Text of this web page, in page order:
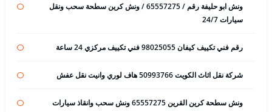
ونش ابو حليفة رقم / 65557275 / ونش كرين سطحة سحب ونقل
سيارات 24/7
رقم فني تكييف كيفان 98025055 فني تكييف مركزي 24 ساعة
شركة نقل اثاث الكويت 50993766 هاف لوري وانيت نقل عفش
ونش سطحة كرين القرين 65557275 ونش سحب وانقاذ سيارات